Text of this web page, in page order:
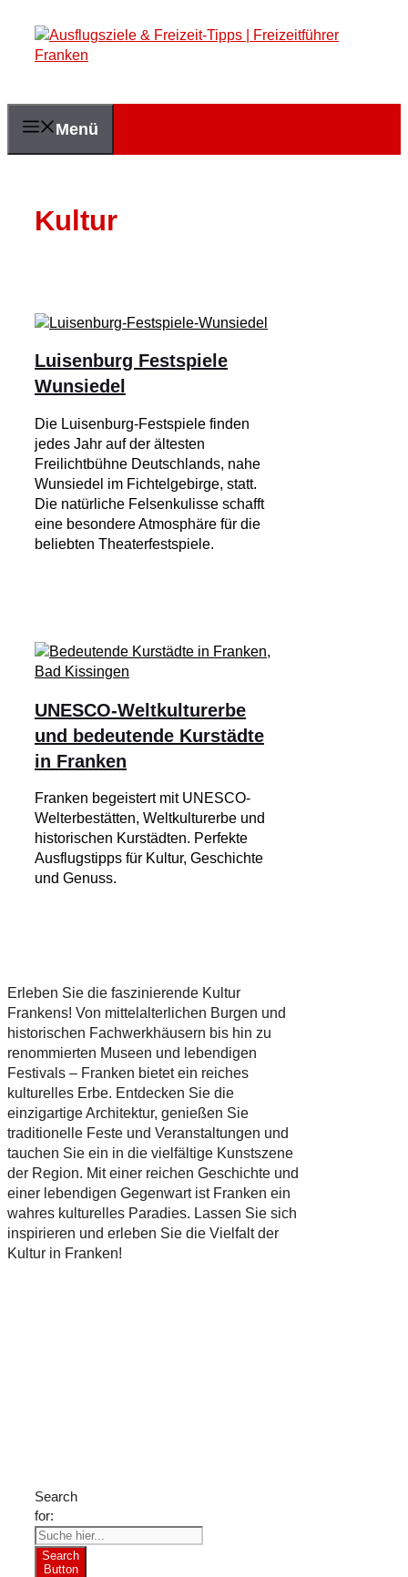
Inhalt
springen
Menü
Kultur
Luisenburg Festspiele
Wunsiedel
Die Luisenburg-Festspiele finden
jedes Jahr auf der ältesten
Freilichtbühne Deutschlands, nahe
Wunsiedel im Fichtelgebirge, statt.
Die natürliche Felsenkulisse schafft
eine besondere Atmosphäre für die
beliebten Theaterfestspiele.
UNESCO-Weltkulturerbe
und bedeutende Kurstädte
in Franken
Franken begeistert mit UNESCO-
Welterbestätten, Weltkulturerbe und
historischen Kurstädten. Perfekte
Ausflugstipps für Kultur, Geschichte
und Genuss.
Erleben Sie die faszinierende Kultur
Frankens! Von mittelalterlichen Burgen und
historischen Fachwerkhäusern bis hin zu
renommierten Museen und lebendigen
Festivals – Franken bietet ein reiches
kulturelles Erbe. Entdecken Sie die
einzigartige Architektur, genießen Sie
traditionelle Feste und Veranstaltungen und
tauchen Sie ein in die vielfältige Kunstszene
der Region. Mit einer reichen Geschichte und
einer lebendigen Gegenwart ist Franken ein
wahres kulturelles Paradies. Lassen Sie sich
inspirieren und erleben Sie die Vielfalt der
Kultur in Franken!
Search
for:
Search
Button